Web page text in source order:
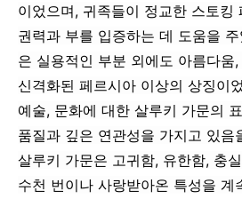
이었으며, 귀족들이 정교한 스토킹
권력과 부를 입증하는 데 도움을
은 실용적인 부분 외에도 아름다움
신격화된 페르시아 이상의 상징이
예술, 문화에 대한 살루키 가문의
품질과 깊은 연관성을 가지고 있음
살루키 가문은 고귀함, 유한함, 충
수천 번이나 사랑받아온 특성을 계